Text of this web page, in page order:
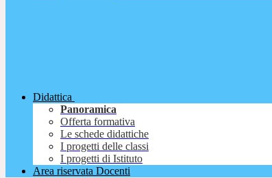
Didattica
Panoramica
Offerta formativa
Le schede didattiche
I progetti delle classi
I progetti di Istituto
Area riservata Docenti